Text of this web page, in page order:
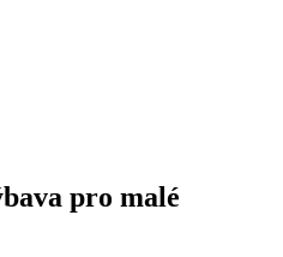
pro malé